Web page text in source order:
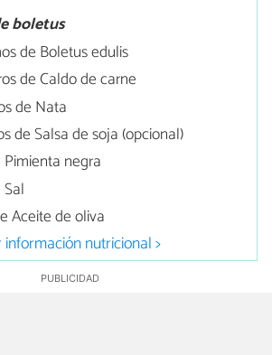
boletus
de Boletus edulis
de Caldo de carne
de Nata
de Salsa de soja (opcional)
Pimienta negra
Aceite de oliva
nutricional >